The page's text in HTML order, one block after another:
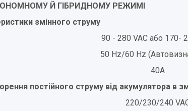
Й ГІБРИДНОМУ РЕЖИМІ
змінного струму
90 - 280 VAC або 170-
50 Hz/60 Hz
40A
постійного струму від акумулятора в
220/230/240